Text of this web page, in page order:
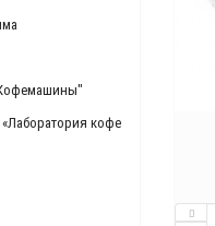
кофе